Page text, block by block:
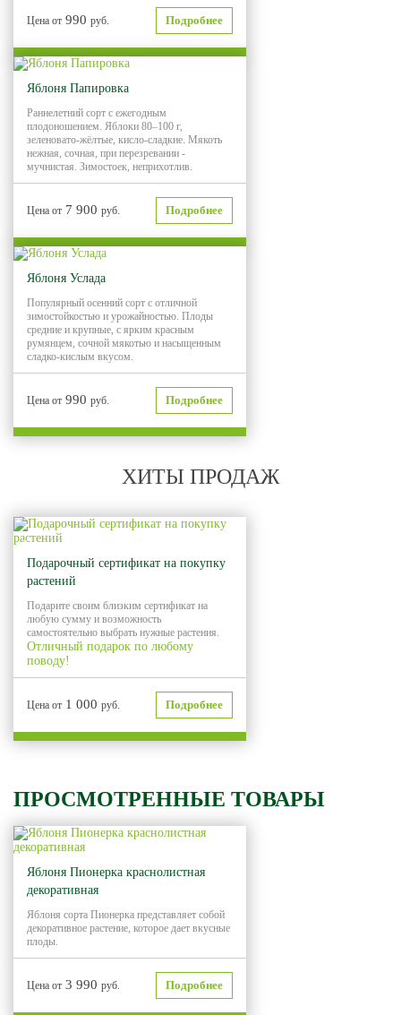
Цена от 990 руб. Подробнее
Яблоня Папировка
Раннелетний сорт с ежегодным
плодоношением. Яблоки 80–100 г,
зеленовато-жёлтые, кисло-сладкие. Мякоть
нежная, сочная, при перезревании -
мучнистая. Зимостоек, неприхотлив.
Цена от 7 900 руб. Подробнее
Яблоня Услада
Популярный осенний сорт с отличной
зимостойкостью и урожайностью. Плоды
средние и крупные, с ярким красным
румянцем, сочной мякотью и насыщенным
сладко-кислым вкусом.
Цена от 990 руб. Подробнее
ХИТЫ ПРОДАЖ
Хит продаж
Подарочный сертификат на покупку
растений
Подарите своим близким сертификат на
любую сумму и возможность
самостоятельно выбрать нужные растения.
Отличный подарок по любому
поводу!
Цена от 1 000 руб. Подробнее
ПРОСМОТРЕННЫЕ ТОВАРЫ
Яблоня Пионерка краснолистная
декоративная
Яблоня сорта Пионерка представляет собой
декоративное растение, которое дает вкусные
плоды.
Цена от 3 990 руб. Подробнее